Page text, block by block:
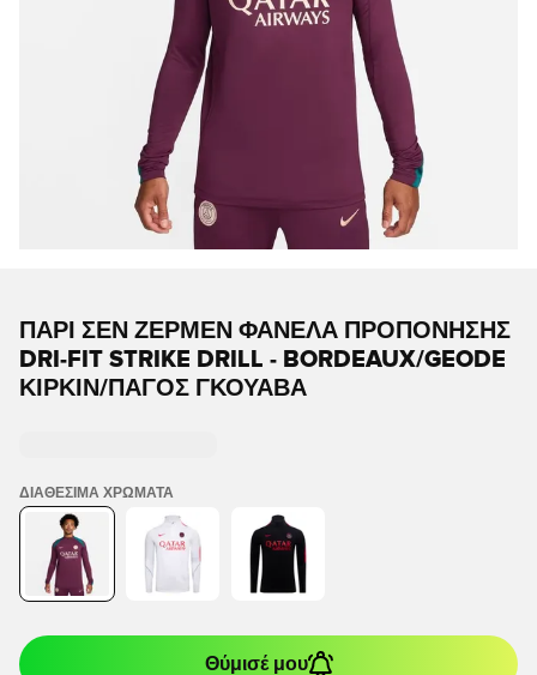
ΠΑΡΊ ΣΕΝ ΖΕΡΜΈΝ ΦΑΝΈΛΑ ΠΡΟΠΌΝΗΣΗΣ
DRI-FIT STRIKE DRILL - BORDEAUX/GEODE
ΚΙΡΚΙΝ/ΠΆΓΟΣ ΓΚΟΥΆΒΑ
ΔΙΑΘΈΣΙΜΑ ΧΡΏΜΑΤΑ
Θύμισέ μου